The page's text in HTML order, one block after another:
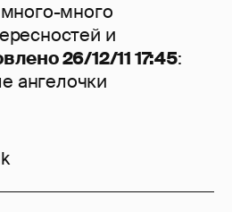
много
и
26/12/11 17:45:
ангелочки